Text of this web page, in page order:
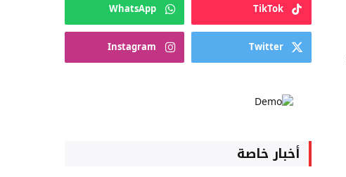
TikTok
WhatsApp
Twitter
Instagram
أخبار خاصة